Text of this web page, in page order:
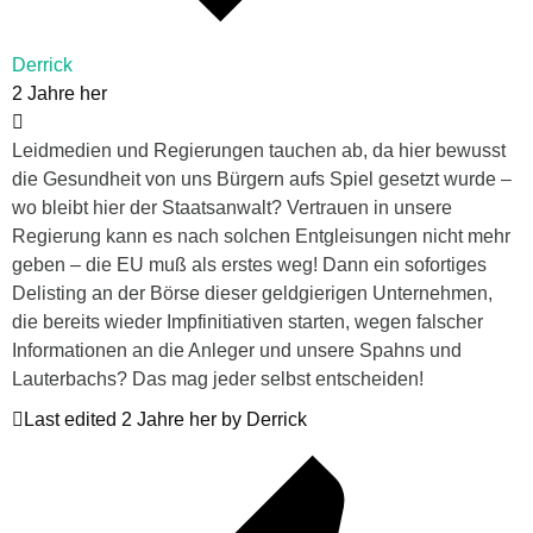
Derrick
2 Jahre her
Leidmedien und Regierungen tauchen ab, da hier bewusst
die Gesundheit von uns Bürgern aufs Spiel gesetzt wurde –
wo bleibt hier der Staatsanwalt? Vertrauen in unsere
Regierung kann es nach solchen Entgleisungen nicht mehr
geben – die EU muß als erstes weg! Dann ein sofortiges
Delisting an der Börse dieser geldgierigen Unternehmen,
die bereits wieder Impfinitiativen starten, wegen falscher
Informationen an die Anleger und unsere Spahns und
Lauterbachs? Das mag jeder selbst entscheiden!
Last edited 2 Jahre her by Derrick